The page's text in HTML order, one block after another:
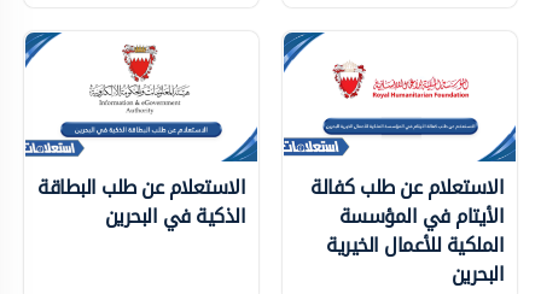
الاستعلام عن طلب كفالة
الأيتام في المؤسسة
الملكية للأعمال الخيرية
البحرين
الاستعلام عن طلب البطاقة
الذكية في البحرين